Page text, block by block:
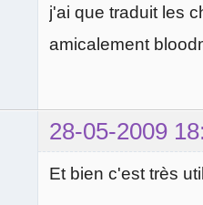
j'ai que traduit les
amicalement
28-05-2009
Et bien c'est très